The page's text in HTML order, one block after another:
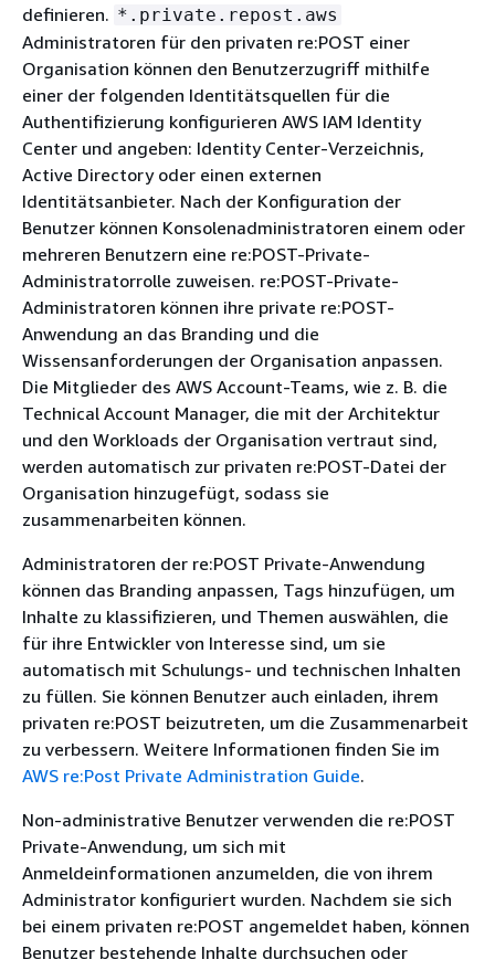
definieren. *.private.repost.aws
Administratoren für den privaten re:POST einer
Organisation können den Benutzerzugriff mithilfe
einer der folgenden Identitätsquellen für die
Authentifizierung konfigurieren AWS IAM Identity
Center und angeben: Identity Center-Verzeichnis,
Active Directory oder einen externen
Identitätsanbieter. Nach der Konfiguration der
Benutzer können Konsolenadministratoren einem oder
mehreren Benutzern eine re:POST-Private-
Administratorrolle zuweisen. re:POST-Private-
Administratoren können ihre private re:POST-
Anwendung an das Branding und die
Wissensanforderungen der Organisation anpassen.
Die Mitglieder des AWS Account-Teams, wie z. B. die
Technical Account Manager, die mit der Architektur
und den Workloads der Organisation vertraut sind,
werden automatisch zur privaten re:POST-Datei der
Organisation hinzugefügt, sodass sie
zusammenarbeiten können.
Administratoren der re:POST Private-Anwendung
können das Branding anpassen, Tags hinzufügen, um
Inhalte zu klassifizieren, und Themen auswählen, die
für ihre Entwickler von Interesse sind, um sie
automatisch mit Schulungs- und technischen Inhalten
zu füllen. Sie können Benutzer auch einladen, ihrem
privaten re:POST beizutreten, um die Zusammenarbeit
zu verbessern. Weitere Informationen finden Sie im
AWS re:Post Private Administration Guide.
Non-administrative Benutzer verwenden die re:POST
Private-Anwendung, um sich mit
Anmeldeinformationen anzumelden, die von ihrem
Administrator konfiguriert wurden. Nachdem sie sich
bei einem privaten re:POST angemeldet haben, können
Benutzer bestehende Inhalte durchsuchen oder